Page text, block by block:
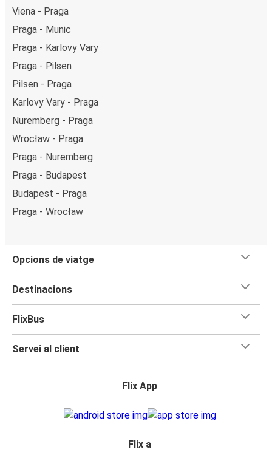
Viena - Praga
Praga - Munic
Praga - Karlovy Vary
Praga - Pilsen
Pilsen - Praga
Karlovy Vary - Praga
Nuremberg - Praga
Wrocław - Praga
Praga - Nuremberg
Praga - Budapest
Budapest - Praga
Praga - Wrocław
Opcions de viatge
Destinacions
FlixBus
Servei al client
Flix App
Flix a